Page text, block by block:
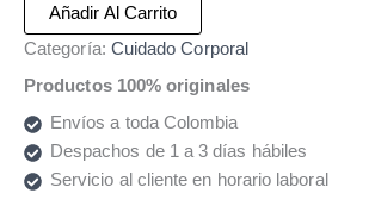
Añadir Al Carrito
Categoría: Cuidado Corporal
Productos 100% originales
Envíos a toda Colombia
Despachos de 1 a 3 días hábiles
Servicio al cliente en horario laboral